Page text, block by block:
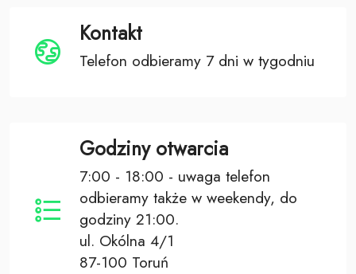
Kontakt
Telefon odbieramy 7 dni w tygodniu
Godziny otwarcia
7:00 - 18:00 - uwaga telefon
odbieramy także w weekendy, do
godziny 21:00.
ul. Okólna 4/1
87-100 Toruń